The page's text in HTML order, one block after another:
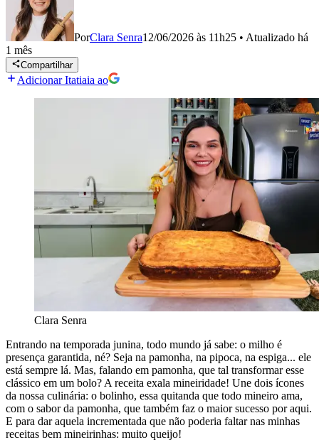
PorClara Senra12/06/2026 às 11h25 • Atualizado há
1 mês
Compartilhar
Adicionar Itatiaia ao
Clara Senra
Entrando na temporada junina, todo mundo já sabe: o milho é
presença garantida, né? Seja na pamonha, na pipoca, na espiga... ele
está sempre lá. Mas, falando em pamonha, que tal transformar esse
clássico em um bolo? A receita exala mineiridade! Une dois ícones
da nossa culinária: o bolinho, essa quitanda que todo mineiro ama,
com o sabor da pamonha, que também faz o maior sucesso por aqui.
E para dar aquela incrementada que não poderia faltar nas minhas
receitas bem mineirinhas: muito queijo!